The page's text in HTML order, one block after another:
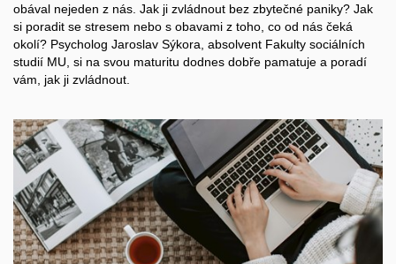
obával nejeden z nás. Jak ji zvládnout bez zbytečné paniky? Jak
si poradit se stresem nebo s obavami z toho, co od nás čeká
okolí? Psycholog Jaroslav Sýkora, absolvent Fakulty sociálních
studií MU, si na svou maturitu dodnes dobře pamatuje a poradí
vám, jak ji zvládnout.